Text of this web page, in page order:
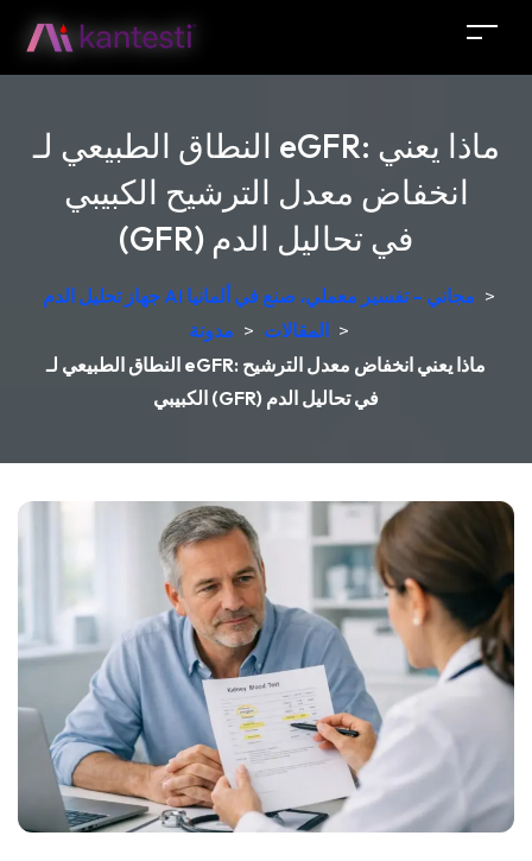
النطاق الطبيعي لـ eGFR: ماذا يعني
انخفاض معدل الترشيح الكبيبي
(GFR) في تحاليل الدم
جهاز تحليل الدم AI مجاني – تفسير معملي، صنع في ألمانيا >
مدونة > المقالات >
النطاق الطبيعي لـ eGFR: ماذا يعني انخفاض معدل الترشيح
الكبيبي (GFR) في تحاليل الدم